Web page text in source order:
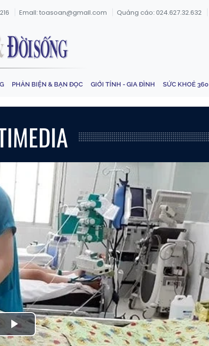
Email: toasoan@gmail.com Quảng cáo: 024.627.32.632
PHẢN BIỆN & BẠN ĐỌC GIỚI TÍNH - GIA ĐÌNH SỨC KHOẺ 360
Play